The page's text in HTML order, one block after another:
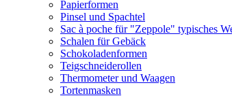
Papierformen
Pinsel und Spachtel
Sac à poche für "Zeppole" typisches
Schalen für Gebäck
Schokoladenformen
Teigschneiderollen
Thermometer und Waagen
Tortenmasken